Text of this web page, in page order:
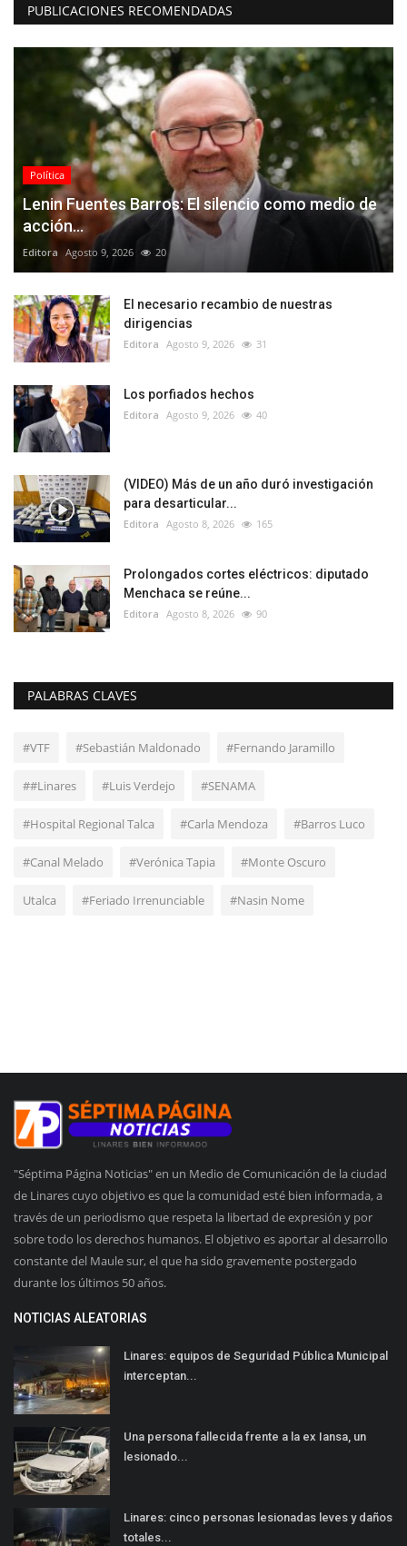
PUBLICACIONES RECOMENDADAS
Política
Lenin Fuentes Barros: El silencio como medio de
acción...
Editora Agosto 9, 2026 20
El necesario recambio de nuestras
dirigencias
Editora Agosto 9, 2026 31
Los porfiados hechos
Editora Agosto 9, 2026 40
(VIDEO) Más de un año duró investigación
para desarticular...
Editora Agosto 8, 2026 165
Prolongados cortes eléctricos: diputado
Menchaca se reúne...
Editora Agosto 8, 2026 90
PALABRAS CLAVES
#VTF #Sebastián Maldonado #Fernando Jaramillo
##Linares #Luis Verdejo #SENAMA
#Hospital Regional Talca #Carla Mendoza #Barros Luco
#Canal Melado #Verónica Tapia #Monte Oscuro
Utalca #Feriado Irrenunciable #Nasin Nome
"Séptima Página Noticias" en un Medio de Comunicación de la ciudad
de Linares cuyo objetivo es que la comunidad esté bien informada, a
través de un periodismo que respeta la libertad de expresión y por
sobre todo los derechos humanos. El objetivo es aportar al desarrollo
constante del Maule sur, el que ha sido gravemente postergado
durante los últimos 50 años.
NOTICIAS ALEATORIAS
Linares: equipos de Seguridad Pública Municipal
interceptan...
Una persona fallecida frente a la ex Iansa, un
lesionado...
Linares: cinco personas lesionadas leves y daños
totales...